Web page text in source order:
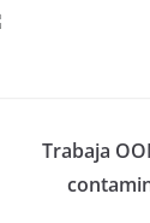
Trabaja